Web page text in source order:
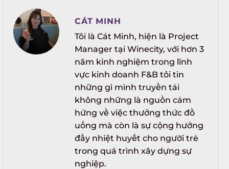
CÁT MINH
Tôi là Cát Minh, hiện là Project
Manager tại Winecity, với hơn 3
năm kinh nghiệm trong lĩnh
vực kinh doanh F&B tôi tin
những gì mình truyền tải
không những là nguồn cảm
hứng về việc thưởng thức đồ
uống mà còn là sự cộng hưởng
đầy nhiệt huyết cho người trẻ
trong quá trình xây dựng sự
nghiệp.